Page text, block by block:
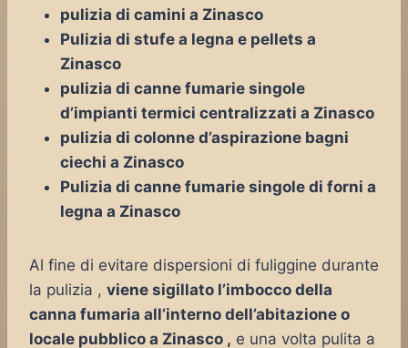
pulizia di camini a Zinasco
Pulizia di stufe a legna e pellets a
Zinasco
pulizia di canne fumarie singole
d’impianti termici centralizzati a Zinasco
pulizia di colonne d’aspirazione bagni
ciechi a Zinasco
Pulizia di canne fumarie singole di forni a
legna a Zinasco
Al fine di evitare dispersioni di fuliggine durante
la pulizia , viene sigillato l’imbocco della
canna fumaria all’interno dell’abitazione o
locale pubblico a Zinasco , e una volta pulita a